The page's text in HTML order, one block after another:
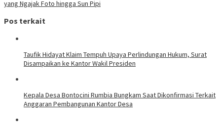
yang Ngajak Foto hingga Sun Pipi
Pos terkait
Taufik Hidayat Klaim Tempuh Upaya Perlindungan Hukum, Surat
Disampaikan ke Kantor Wakil Presiden
Kepala Desa Bontocini Rumbia Bungkam Saat Dikonfirmasi Terkait
Anggaran Pembangunan Kantor Desa